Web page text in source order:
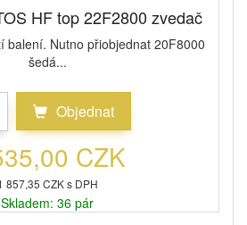
HF top 22F2800 zvedač
balení. Nutno přiobjednat 20F8000
šedá...
Objednat
CZK
857,35 CZK s DPH
Skladem: 36 pár